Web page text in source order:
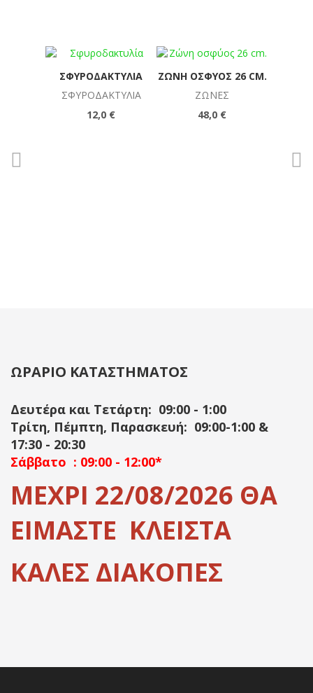
ΣΦΥΡΟΔΑΚΤΥΛΊΑ
ΣΦΥΡΟΔΑΚΤΥΛΊΑ
12,0 €
ΖΏΝΗ ΟΣΦΎΟΣ 26 CM.
ΖΏΝΕΣ
48,0 €
ΩΡΑΡΙΟ ΚΑΤΑΣΤΗΜΑΤΟΣ
Δευτέρα και Τετάρτη: 09:00 - 1:00
Τρίτη, Πέμπτη, Παρασκευή: 09:00-1:00 &
17:30 - 20:30
Σάββατο : 09:00 - 12:00*
ΜΕΧΡΙ 22/08/2026 ΘΑ
ΕΙΜΑΣΤΕ ΚΛΕΙΣΤΑ
ΚΑΛΕΣ ΔΙΑΚΟΠΕΣ